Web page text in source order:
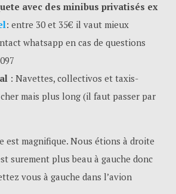
avec des minibus privatisés ex
: entre 30 et 35€ il vaut mieux
whatsapp en cas de questions
: Navettes, collectivos et taxis-
mais plus long (il faut passer par
est magnifique. Nous étions à droite
surement plus beau à gauche donc
vous à gauche dans l’avion